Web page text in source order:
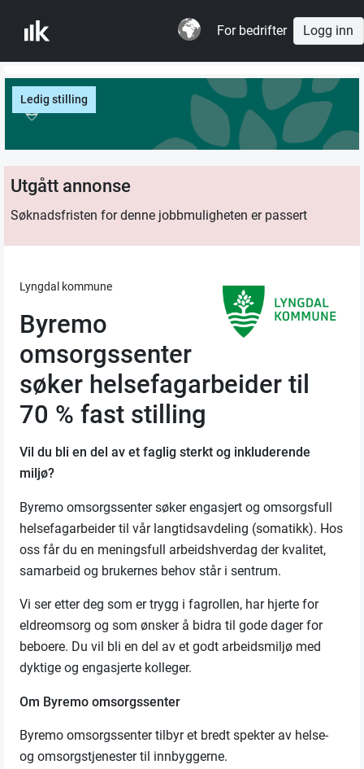
For bedrifter Logg inn
Ledig stilling
Utgått annonse
Søknadsfristen for denne jobbmuligheten er passert
Lyngdal kommune
Byremo
omsorgssenter
søker helsefagarbeider til
70 % fast stilling
Vil du bli en del av et faglig sterkt og inkluderende
miljø?
Byremo omsorgssenter søker engasjert og omsorgsfull
helsefagarbeider til vår langtidsavdeling (somatikk). Hos
oss får du en meningsfull arbeidshverdag der kvalitet,
samarbeid og brukernes behov står i sentrum.
Vi ser etter deg som er trygg i fagrollen, har hjerte for
eldreomsorg og som ønsker å bidra til gode dager for
beboere. Du vil bli en del av et godt arbeidsmiljø med
dyktige og engasjerte kolleger.
Om Byremo omsorgssenter
Byremo omsorgssenter tilbyr et bredt spekter av helse-
og omsorgstjenester til innbyggerne.